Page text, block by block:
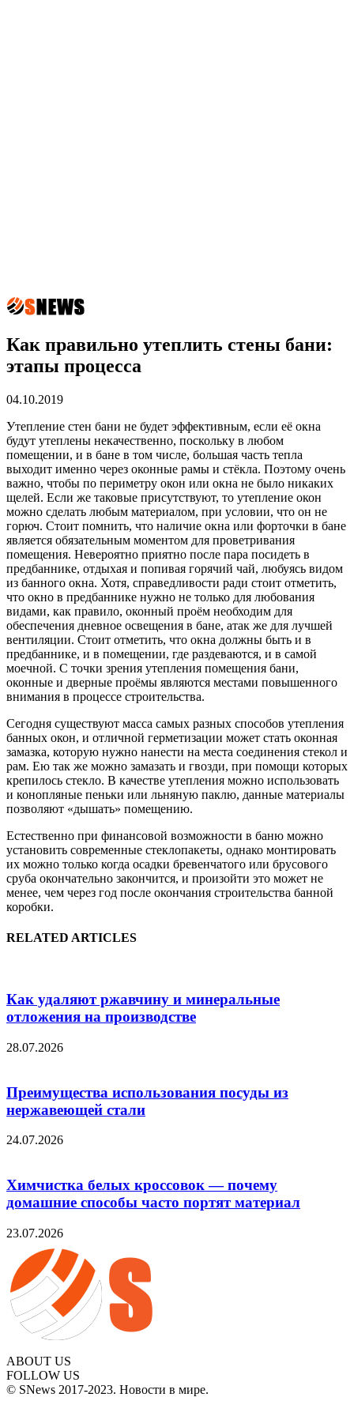
Как правильно утеплить стены бани:
этапы процесса
04.10.2019
Утепление стен бани не будет эффективным, если её окна
будут утеплены некачественно, поскольку в любом
помещении, и в бане в том числе, большая часть тепла
выходит именно через оконные рамы и стёкла. Поэтому очень
важно, чтобы по периметру окон или окна не было никаких
щелей. Если же таковые присутствуют, то утепление окон
можно сделать любым материалом, при условии, что он не
горюч. Стоит помнить, что наличие окна или форточки в бане
является обязательным моментом для проветривания
помещения. Невероятно приятно после пара посидеть в
предбаннике, отдыхая и попивая горячий чай, любуясь видом
из банного окна. Хотя, справедливости ради стоит отметить,
что окно в предбаннике нужно не только для любования
видами, как правило, оконный проём необходим для
обеспечения дневное освещения в бане, атак же для лучшей
вентиляции. Стоит отметить, что окна должны быть и в
предбаннике, и в помещении, где раздеваются, и в самой
моечной. С точки зрения утепления помещения бани,
оконные и дверные проёмы являются местами повышенного
внимания в процессе строительства.
Сегодня существуют масса самых разных способов утепления
банных окон, и отличной герметизации может стать оконная
замазка, которую нужно нанести на места соединения стекол и
рам. Ею так же можно замазать и гвозди, при помощи которых
крепилось стекло. В качестве утепления можно использовать
и конопляные пеньки или льняную паклю, данные материалы
позволяют «дышать» помещению.
Естественно при финансовой возможности в баню можно
установить современные стеклопакеты, однако монтировать
их можно только когда осадки бревенчатого или брусового
сруба окончательно закончится, и произойти это может не
менее, чем через год после окончания строительства банной
коробки.
RELATED ARTICLES
Как удаляют ржавчину и минеральные
отложения на производстве
28.07.2026
Преимущества использования посуды из
нержавеющей стали
24.07.2026
Химчистка белых кроссовок — почему
домашние способы часто портят материал
23.07.2026
ABOUT US
FOLLOW US
© SNews 2017-2023. Новости в мире.